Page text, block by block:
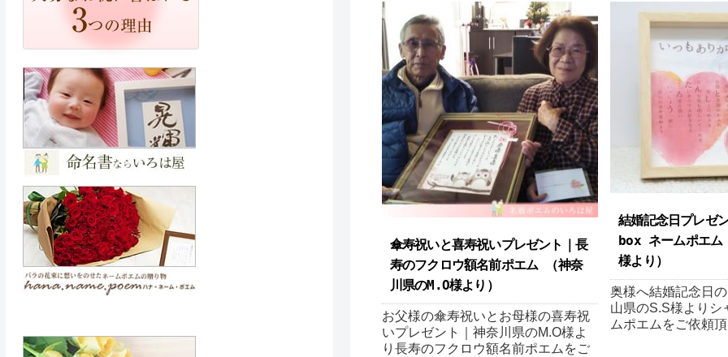
傘寿祝いと喜寿祝いプレゼント｜長
寿のフクロウ額名前ポエム （神奈
川県のM.O様より ）
お父様の傘寿祝いとお母様の喜寿祝
いプレゼント｜神奈川県のM.O様よ
り長寿のフクロウ額名前ポエムをご
結婚記念日プレゼ
box ネームポエム
様より ）
奥様へ結婚記念日
山県のS.S様よりシ
ムポエムをご依頼